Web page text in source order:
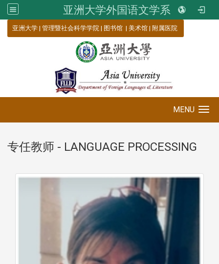
亚洲大学外国语文学系
亚洲大学 | 管理暨社会科学学院 | 图书馆 | 美术馆 | 附属医院
MENU
专任教师 - LANGUAGE PROCESSING